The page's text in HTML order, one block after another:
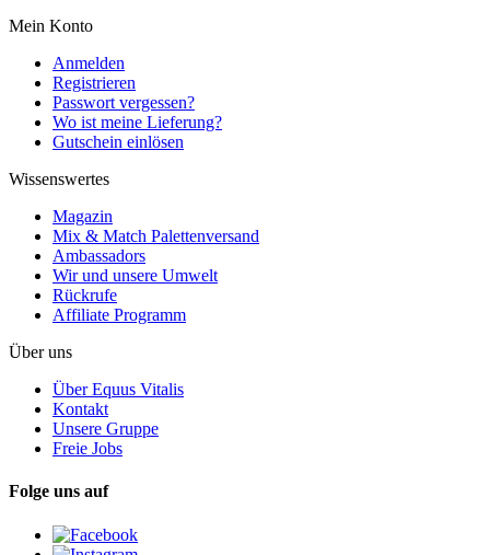
Mein Konto
Anmelden
Registrieren
Passwort vergessen?
Wo ist meine Lieferung?
Gutschein einlösen
Wissenswertes
Magazin
Mix & Match Palettenversand
Ambassadors
Wir und unsere Umwelt
Rückrufe
Affiliate Programm
Über uns
Über Equus Vitalis
Kontakt
Unsere Gruppe
Freie Jobs
Folge uns auf